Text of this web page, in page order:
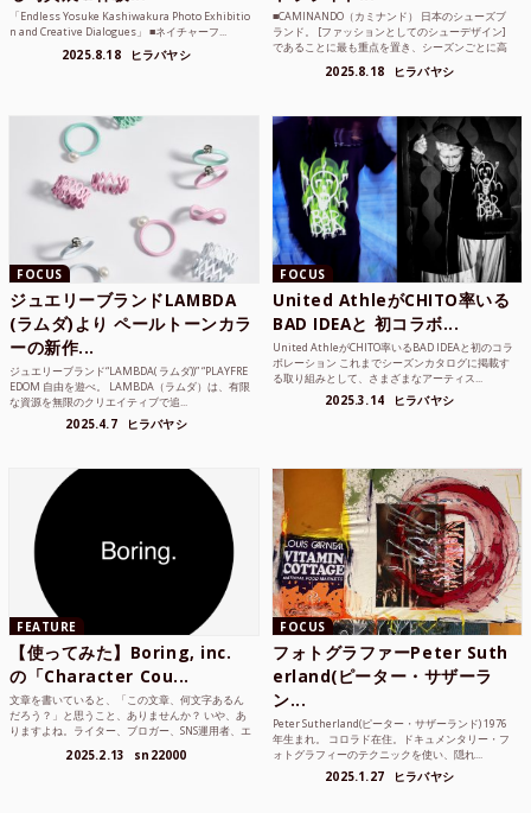
「Endless Yosuke Kashiwakura Photo Exhibitio
n and Creative Dialogues」 ■ネイチャーフ...
2025.8.18 ヒラバヤシ
■CAMINANDO（カミナンド） 日本のシューズブ
ランド。 [ファッションとしてのシューデザイン]
であることに最も重点を置き、シーズンごとに高
2025.8.18 ヒラバヤシ
FOCUS
ジュエリーブランドLAMBDA
(ラムダ)より ペールトーンカラ
ーの新作...
ジュエリーブランド“LAMBDA( ラムダ))” “PLAYFRE
EDOM 自由を遊べ。 LAMBDA（ラムダ）は、有限
な資源を無限のクリエイティブで追...
2025.4.7 ヒラバヤシ
FOCUS
United AthleがCHITO率いる
BAD IDEAと 初コラボ...
United AthleがCHITO率いるBAD IDEAと初のコラ
ボレーション これまでシーズンカタログに掲載す
る取り組みとして、さまざまなアーティス...
2025.3.14 ヒラバヤシ
FEATURE
【使ってみた】Boring, inc.
の「Character Cou...
文章を書いていると、「この文章、何文字あるん
だろう？」と思うこと、ありませんか？ いや、あ
りますよね。ライター、ブロガー、SNS運用者、エ
2025.2.13 sn22000
FOCUS
フォトグラファーPeter Suth
erland(ピーター・サザーラ
ン...
Peter Sutherland(ピーター・サザーランド) 1976
年生まれ。 コロラド在住。ドキュメンタリー・フ
ォトグラフィーのテクニックを使い、隠れ...
2025.1.27 ヒラバヤシ